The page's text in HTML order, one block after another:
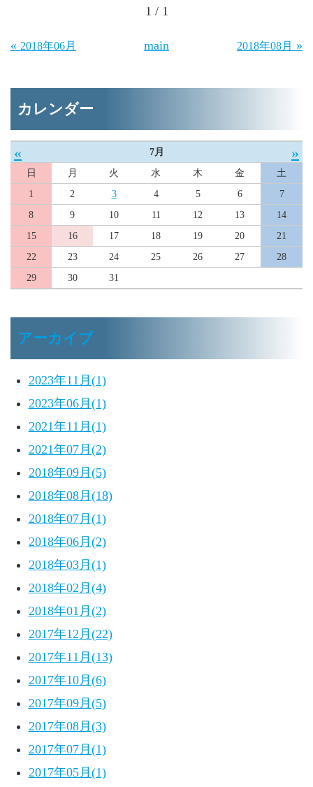
1 / 1
« 2018年06月 main 2018年08月 »
カレンダー
« 7月 »
日 月 火 水 木 金
土
1
2 3 4 5 6
7
8
9 10 11 12 13
14
15
16 17 18 19 20
21
22
23 24 25 26 27
28
29
30 31
アーカイブ
2023年11月(1)
2023年06月(1)
2021年11月(1)
2021年07月(2)
2018年09月(5)
2018年08月(18)
2018年07月(1)
2018年06月(2)
2018年03月(1)
2018年02月(4)
2018年01月(2)
2017年12月(22)
2017年11月(13)
2017年10月(6)
2017年09月(5)
2017年08月(3)
2017年07月(1)
2017年05月(1)